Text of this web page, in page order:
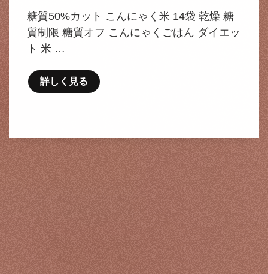
糖質50%カット こんにゃく米 14袋 乾燥 糖
質制限 糖質オフ こんにゃくごはん ダイエッ
ト 米 …
詳しく見る